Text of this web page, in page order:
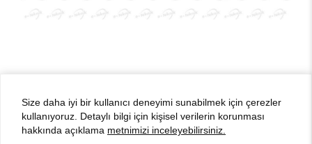
© 2021 E Teknik Endüstriyel Elektronik Tic. Ltd. Şti.
Size daha iyi bir kullanıcı deneyimi sunabilmek için çerezler
kullanıyoruz. Detaylı bilgi için kişisel verilerin korunması
hakkında açıklama metnimizi inceleyebilirsiniz.